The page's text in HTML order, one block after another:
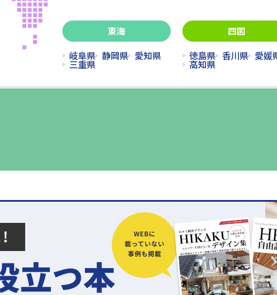
東海
岐阜県 静岡県 愛知県
三重県
四国
徳島県 香川県 愛媛
高知県